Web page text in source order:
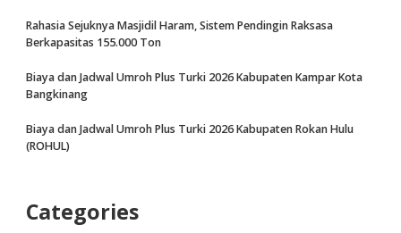
Rahasia Sejuknya Masjidil Haram, Sistem Pendingin Raksasa
Berkapasitas 155.000 Ton
Biaya dan Jadwal Umroh Plus Turki 2026 Kabupaten Kampar Kota
Bangkinang
Biaya dan Jadwal Umroh Plus Turki 2026 Kabupaten Rokan Hulu
(ROHUL)
Categories